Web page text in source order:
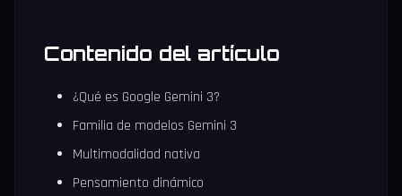
Contenido del artículo
¿Qué es Google Gemini 3?
Familia de modelos Gemini 3
Multimodalidad nativa
Pensamiento dinámico